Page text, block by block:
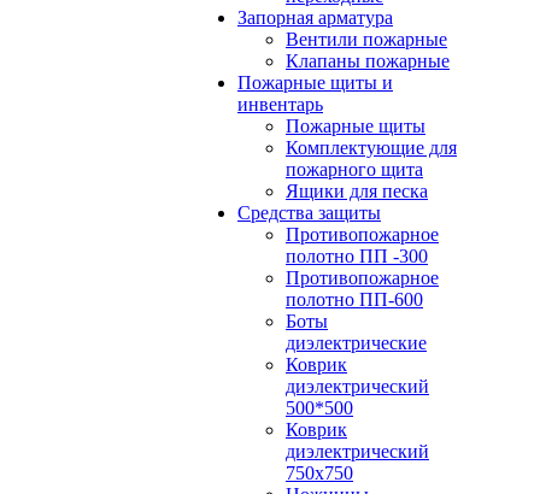
Запорная арматура
Вентили пожарные
Клапаны пожарные
Пожарные щиты и
инвентарь
Пожарные щиты
Комплектующие для
пожарного щита
Ящики для песка
Средства защиты
Противопожарное
полотно ПП -300
Противопожарное
полотно ПП-600
Боты
диэлектрические
Коврик
диэлектрический
500*500
Коврик
диэлектрический
750х750